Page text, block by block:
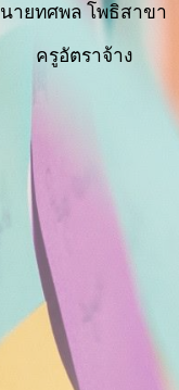
นายทศพล โพธิสาขา
ครูอัตราจ้าง